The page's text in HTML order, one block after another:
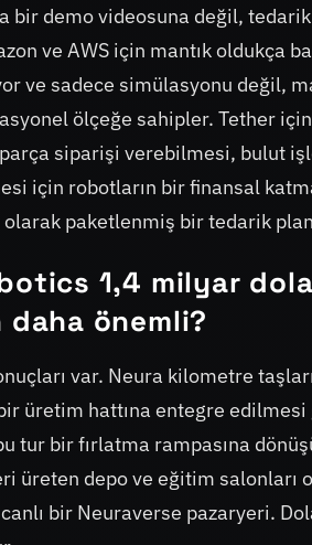
bir demo videosuna değil,
ve AWS için mantık oldukça
ve sadece simülasyonu değil,
ölçeğe sahipler. Tether
siparişi verebilmesi, bulut
için robotların bir finansal
paketlenmiş bir tedarik
1,4 milyar
daha önemli?
var. Neura kilometre
bir üretim hattına entegre
tur bir fırlatma rampasına
üreten depo ve eğitim
bir Neuraverse pazaryeri.